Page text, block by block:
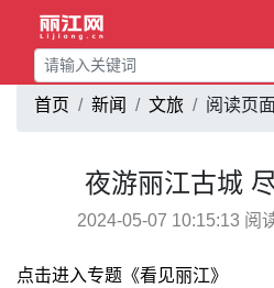
首页 新闻 文旅 阅读页面
夜游丽江古城
2024-05-07 10:15:13 阅
点击进入专题《看见丽江》